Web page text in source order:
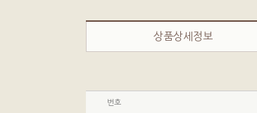
상품상세정보
번호